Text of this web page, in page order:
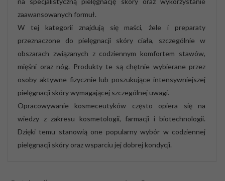
zaawansowanych formuł.
W tej kategorii znajdują się maści, żele i preparaty
przeznaczone do pielęgnacji skóry ciała, szczególnie w
obszarach związanych z codziennym komfortem stawów,
mięśni oraz nóg. Produkty te są chętnie wybierane przez
osoby aktywne fizycznie lub poszukujące intensywniejszej
pielęgnacji skóry wymagającej szczególnej uwagi.
Opracowywanie kosmeceutyków często opiera się na
wiedzy z zakresu kosmetologii, farmacji i biotechnologii.
Dzięki temu stanowią one popularny wybór w codziennej
pielęgnacji skóry oraz wsparciu jej dobrej kondycji.